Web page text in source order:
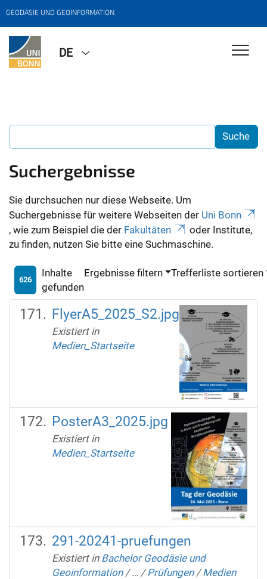
GEODÄSIE UND GEOINFORMATION
DE
Suchergebnisse
Sie durchsuchen nur diese Webseite. Um
Suchergebnisse für weitere Webseiten der Uni Bonn
, wie zum Beispiel die der Fakultäten
oder Institute,
zu finden, nutzen Sie bitte eine Suchmaschine.
626
Inhalte
gefunden
Ergebnisse filtern Trefferliste sortieren
FlyerA5_2025_S2.jpg
Existiert in
Medien_Startseite
PosterA3_2025.jpg
Existiert in
Medien_Startseite
291-20241-pruefungen
Existiert in Bachelor Geodäsie und
Geoinformation /… /Prüfungen /Medien